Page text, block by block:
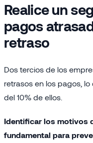
Realice un
pagos
retraso
Dos tercios de los
retrasos en los pagos,
del 10% de ellos.
Identificar los motivos
fundamental para